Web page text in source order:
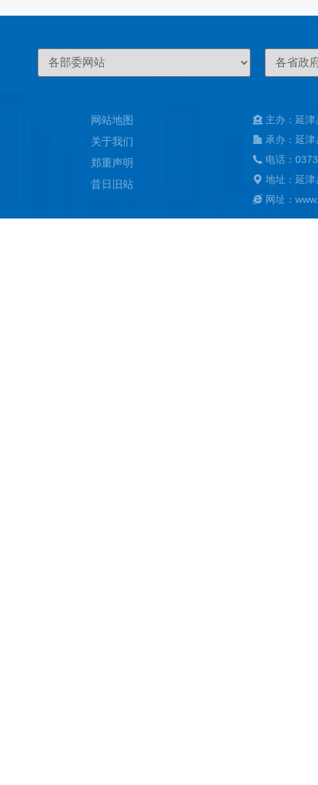
网站地图
关于我们
郑重声明
昔日旧站
主办：延
承办：延
电话：
地址：延
网址：